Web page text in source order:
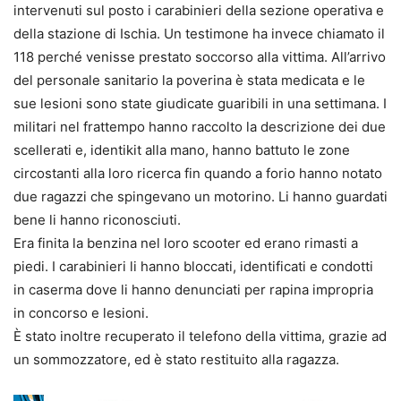
intervenuti sul posto i carabinieri della sezione operativa e
della stazione di Ischia. Un testimone ha invece chiamato il
118 perché venisse prestato soccorso alla vittima. All’arrivo
del personale sanitario la poverina è stata medicata e le
sue lesioni sono state giudicate guaribili in una settimana. I
militari nel frattempo hanno raccolto la descrizione dei due
scellerati e, identikit alla mano, hanno battuto le zone
circostanti alla loro ricerca fin quando a forio hanno notato
due ragazzi che spingevano un motorino. Li hanno guardati
bene li hanno riconosciuti.
Era finita la benzina nel loro scooter ed erano rimasti a
piedi. I carabinieri li hanno bloccati, identificati e condotti
in caserma dove li hanno denunciati per rapina impropria
in concorso e lesioni.
È stato inoltre recuperato il telefono della vittima, grazie ad
un sommozzatore, ed è stato restituito alla ragazza.